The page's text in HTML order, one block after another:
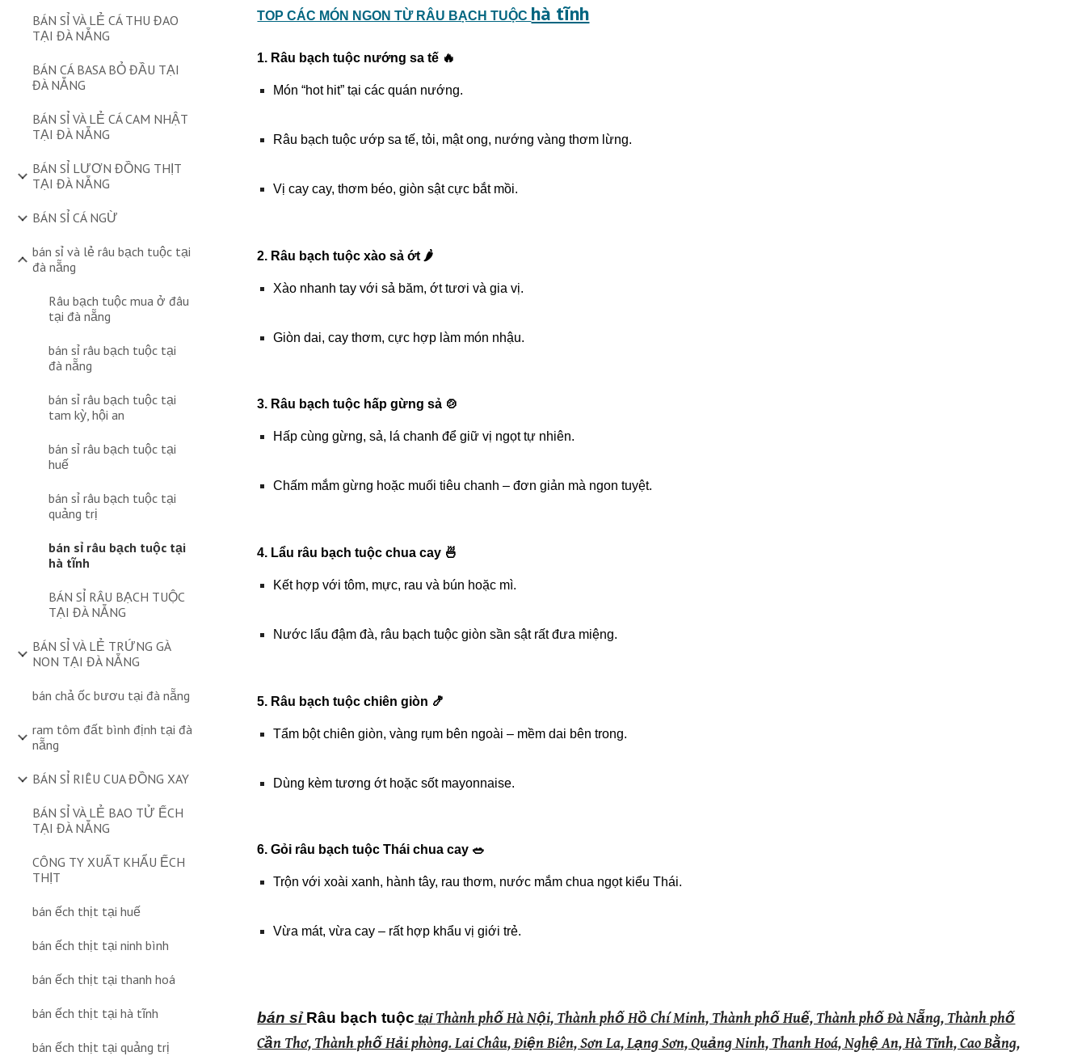
BÁN SỈ VÀ LẺ CÁ THU ĐAO
TẠI ĐÀ NẴNG
BÁN CÁ BASA BỎ ĐẦU TẠI
ĐÀ NẴNG
BÁN SỈ VÀ LẺ CÁ CAM NHẬT
TẠI ĐÀ NẴNG
BÁN SỈ LƯƠN ĐỒNG THỊT
TẠI ĐÀ NẴNG
BÁN SỈ CÁ NGỪ
bán sỉ và lẻ râu bạch tuộc tại
đà nẵng
Râu bạch tuộc mua ở đâu
tại đà nẵng
bán sỉ râu bạch tuộc tại
đà nẵng
bán sỉ râu bạch tuộc tại
tam kỳ, hội an
bán sỉ râu bạch tuộc tại
huế
bán sỉ râu bạch tuộc tại
quảng trị
bán sỉ râu bạch tuộc tại
hà tĩnh
BÁN SỈ RÂU BẠCH TUỘC
TẠI ĐÀ NẴNG
BÁN SỈ VÀ LẺ TRỨNG GÀ
NON TẠI ĐÀ NẴNG
bán chả ốc bươu tại đà nẵng
ram tôm đất bình định tại đà
nẵng
BÁN SỈ RIÊU CUA ĐỒNG XAY
BÁN SỈ VÀ LẺ BAO TỬ ẾCH
TẠI ĐÀ NẴNG
CÔNG TY XUẤT KHẨU ẾCH
THỊT
bán ếch thịt tại huế
bán ếch thịt tại ninh bình
bán ếch thịt tại thanh hoá
bán ếch thịt tại hà tĩnh
bán ếch thịt tại quảng trị
TOP CÁC MÓN NGON TỪ RÂU BẠCH TUỘC hà tĩnh
1. Râu bạch tuộc nướng sa tế 🔥
Món “hot hit” tại các quán nướng.
Râu bạch tuộc ướp sa tế, tỏi, mật ong, nướng vàng thơm lừng.
Vị cay cay, thơm béo, giòn sật cực bắt mồi.
2. Râu bạch tuộc xào sả ớt 🌶️
Xào nhanh tay với sả băm, ớt tươi và gia vị.
Giòn dai, cay thơm, cực hợp làm món nhậu.
3. Râu bạch tuộc hấp gừng sả 🍲
Hấp cùng gừng, sả, lá chanh để giữ vị ngọt tự nhiên.
Chấm mắm gừng hoặc muối tiêu chanh – đơn giản mà ngon tuyệt.
4. Lẩu râu bạch tuộc chua cay 🍜
Kết hợp với tôm, mực, rau và bún hoặc mì.
Nước lẩu đậm đà, râu bạch tuộc giòn sần sật rất đưa miệng.
5. Râu bạch tuộc chiên giòn 🍤
Tẩm bột chiên giòn, vàng rụm bên ngoài – mềm dai bên trong.
Dùng kèm tương ớt hoặc sốt mayonnaise.
6. Gỏi râu bạch tuộc Thái chua cay 🥗
Trộn với xoài xanh, hành tây, rau thơm, nước mắm chua ngọt kiểu Thái.
Vừa mát, vừa cay – rất hợp khẩu vị giới trẻ.
bán sỉRâu bạch tuộc tại Thành phố Hà Nội, Thành phố Hồ Chí Minh, Thành phố Huế, Thành phố Đà Nẵng, Thành phố
Cần Thơ, Thành phố Hải phòng. Lai Châu, Điện Biên, Sơn La, Lạng Sơn, Quảng Ninh, Thanh Hoá, Nghệ An, Hà Tĩnh, Cao Bằng,